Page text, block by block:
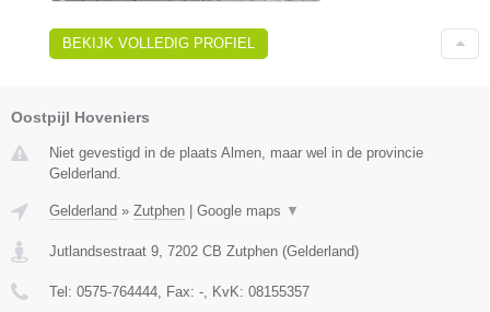
BEKIJK VOLLEDIG PROFIEL
Oostpijl Hoveniers
Niet gevestigd in de plaats Almen, maar wel in de provincie
Gelderland.
Gelderland » Zutphen Google maps ▼
Jutlandsestraat 9 7202 CB Zutphen (Gelderland)
Tel: 0575-764444 , Fax: - , KvK: 08155357